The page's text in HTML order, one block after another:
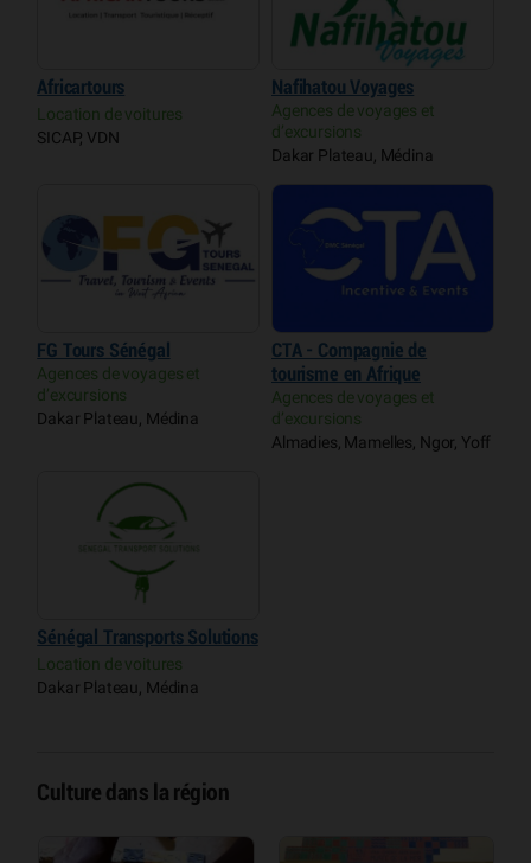
Africartours
Location de voitures
SICAP, VDN
Nafihatou Voyages
Agences de voyages et
d’excursions
Dakar Plateau, Médina
FG Tours Sénégal
Agences de voyages et
d’excursions
Dakar Plateau, Médina
CTA - Compagnie de
tourisme en Afrique
Agences de voyages et
d’excursions
Almadies, Mamelles, Ngor, Yoff
Sénégal Transports Solutions
Location de voitures
Dakar Plateau, Médina
Culture dans la région